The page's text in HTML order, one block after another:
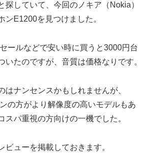
探していて、今回のノキア（Nokia）
ンE1200を見つけました。
ールなどで安い時に買うと3000円台
いたのですが、音質は価格なりです。
はナンセンスかもしれませんが、
の方がより解像度の高いモデルもあ
スパ重視の方向けの一機でした。
ビューを掲載しておきます。